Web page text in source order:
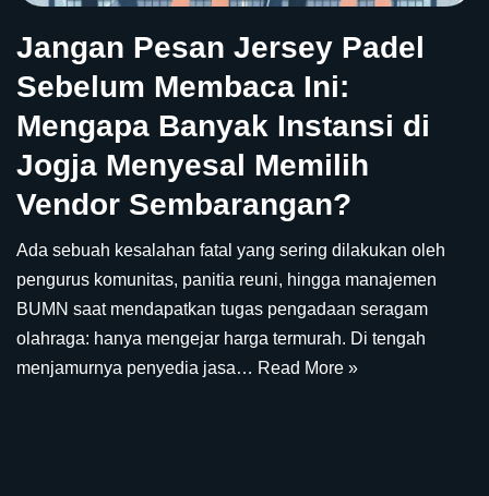
Jangan Pesan Jersey Padel
Sebelum Membaca Ini:
Mengapa Banyak Instansi di
Jogja Menyesal Memilih
Vendor Sembarangan?
Ada sebuah kesalahan fatal yang sering dilakukan oleh
pengurus komunitas, panitia reuni, hingga manajemen
BUMN saat mendapatkan tugas pengadaan seragam
olahraga: hanya mengejar harga termurah. Di tengah
menjamurnya penyedia jasa… Read More »